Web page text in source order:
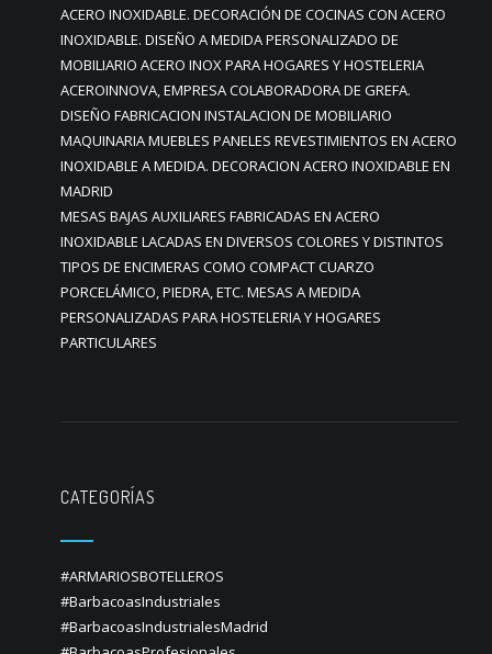
ACERO INOXIDABLE. DECORACIÓN DE COCINAS CON ACERO
INOXIDABLE. DISEÑO A MEDIDA PERSONALIZADO DE
MOBILIARIO ACERO INOX PARA HOGARES Y HOSTELERIA
ACEROINNOVA, EMPRESA COLABORADORA DE GREFA.
DISEÑO FABRICACION INSTALACION DE MOBILIARIO
MAQUINARIA MUEBLES PANELES REVESTIMIENTOS EN ACERO
INOXIDABLE A MEDIDA. DECORACION ACERO INOXIDABLE EN
MADRID
MESAS BAJAS AUXILIARES FABRICADAS EN ACERO
INOXIDABLE LACADAS EN DIVERSOS COLORES Y DISTINTOS
TIPOS DE ENCIMERAS COMO COMPACT CUARZO
PORCELÁMICO, PIEDRA, ETC. MESAS A MEDIDA
PERSONALIZADAS PARA HOSTELERIA Y HOGARES
PARTICULARES
CATEGORÍAS
#ARMARIOSBOTELLEROS
#BarbacoasIndustriales
#BarbacoasIndustrialesMadrid